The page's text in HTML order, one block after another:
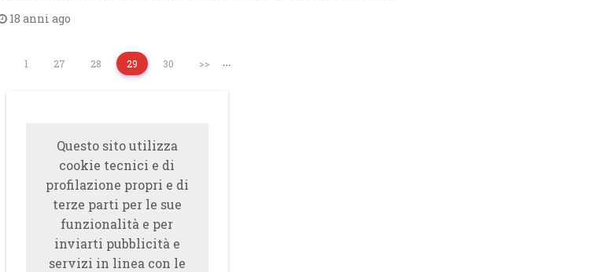
18 anni ago
1 …
27 28 29 30 >>
Questo sito utilizza
cookie tecnici e di
profilazione propri e di
terze parti per le sue
funzionalità e per
inviarti pubblicità e
servizi in linea con le